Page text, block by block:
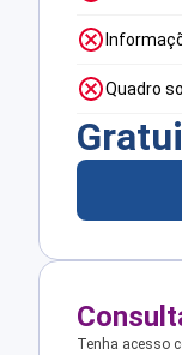
Quadro
Tenha acesso